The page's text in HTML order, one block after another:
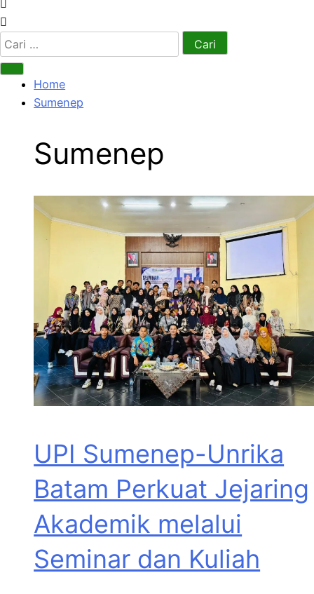
Cari
untuk:
Home
Sumenep
Sumenep
UPI Sumenep-Unrika
Batam Perkuat Jejaring
Akademik melalui
Seminar dan Kuliah